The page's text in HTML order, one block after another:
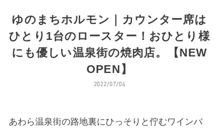
ゆのまちホルモン｜カウンター席は
ひとり1台のロースター！おひとり様
にも優しい温泉街の焼肉店。【NEW
OPEN】
2022/07/04
あわら温泉街の路地裏にひっそりと佇むワインバ